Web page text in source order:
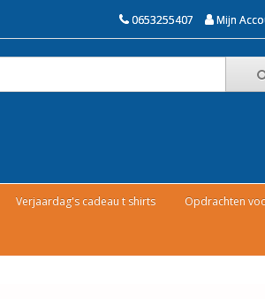
0653255407 Mijn
Verjaardag's cadeau t shirts Opdrachten